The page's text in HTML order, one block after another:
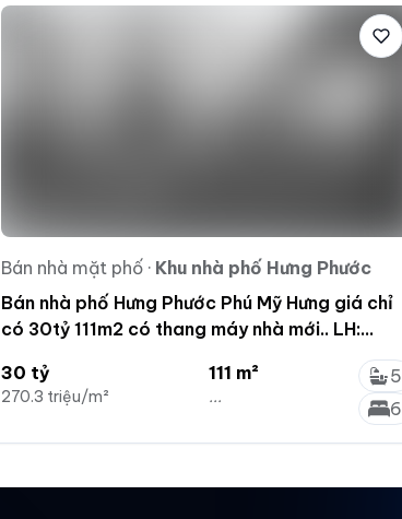
Bán nhà mặt phố· Khu nhà phố Hưng Phước
Bán nhà phố Hưng Phước Phú Mỹ Hưng giá chỉ
có 30tỷ 111m2 có thang máy nhà mới.. LH:
30 tỷ
270.3 triệu/m²
111 m²
...
5
6